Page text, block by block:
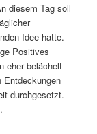
diesem Tag soll
Idee hatte.
Positives
eher belächelt
Entdeckungen
durchgesetzt.